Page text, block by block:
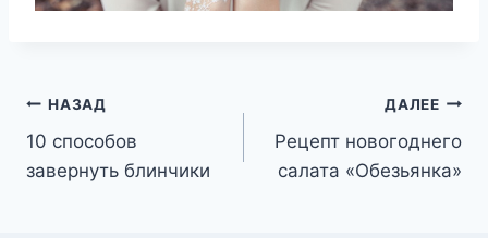
Навигация
по
НАЗАД
10 способов
завернуть блинчики
ДАЛЕЕ
Рецепт новогоднего
салата «Обезьянка»